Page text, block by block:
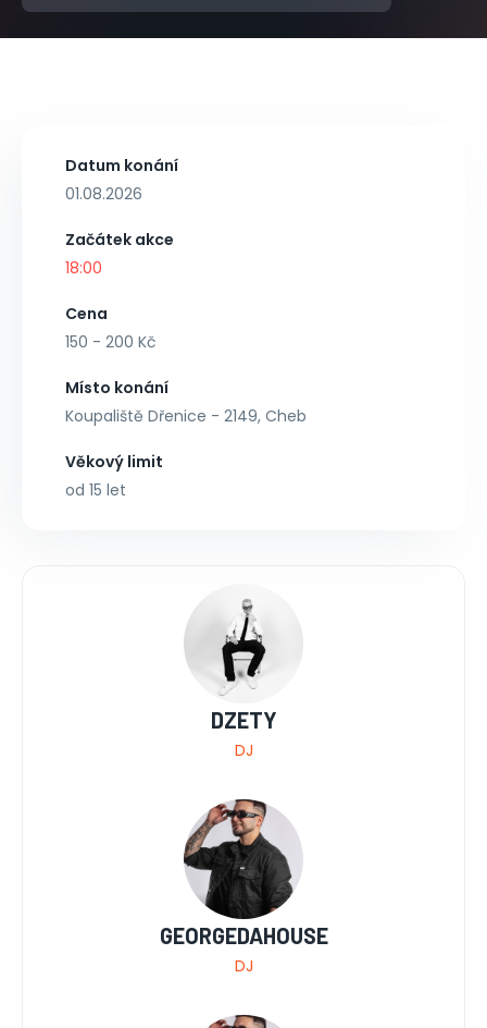
Datum konání
01.08.2026
Začátek akce
18:00
Cena
150 - 200 Kč
Místo konání
Koupaliště Dřenice - 2149, Cheb
Věkový limit
od 15 let
DZETY
DJ
GEORGEDAHOUSE
DJ